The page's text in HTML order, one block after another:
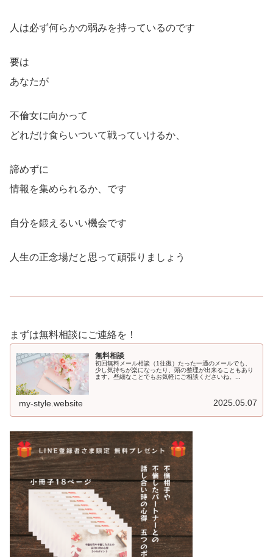
人は必ず何らかの弱みを持っているのです
要は
あなたが
不倫女に向かって
どれだけ食らいついて戦っていけるか、
諦めずに
情報を集められるか、です
自分を鍛えるいい機会です
人生の正念場だと思って頑張りましょう
まずは無料相談にご連絡を！
無料相談
初回無料メール相談（1往復）たった一通のメールでも、
少し気持ちが楽になったり、頭の整理が出来ることもあり
ます。些細なことでもお気軽にご相談くださいね。...
my-style.website 2025.05.07